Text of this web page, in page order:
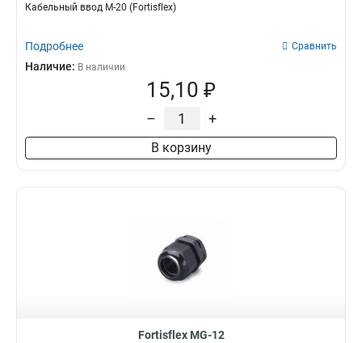
Кабельный ввод M-20 (Fortisflex)
Подробнее Сравнить
Наличие: В наличии
15,10 ₽
– +
В корзину
Fortisflex MG-12